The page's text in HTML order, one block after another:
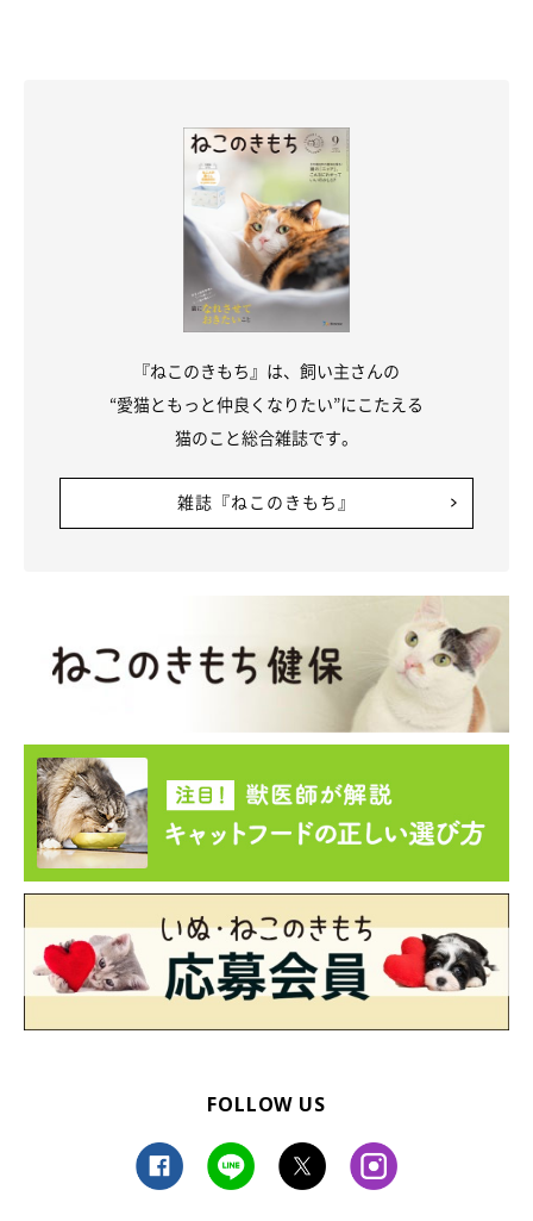
『ねこのきもち』は、飼い主さんの
“愛猫ともっと仲良くなりたい”にこたえる
猫のこと総合雑誌です。
雑誌『ねこのきもち』
FOLLOW US